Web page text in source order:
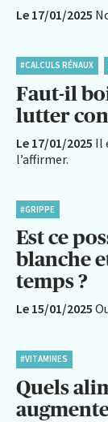
Le 17/01/2025
#CALCULS RÉNAUX
Faut-il
lutter
Le 17/01/2025 Il
#GRIPPE
Est ce
blanche
temps ?
Le 15/01/2025
#VITAMINES
Quels